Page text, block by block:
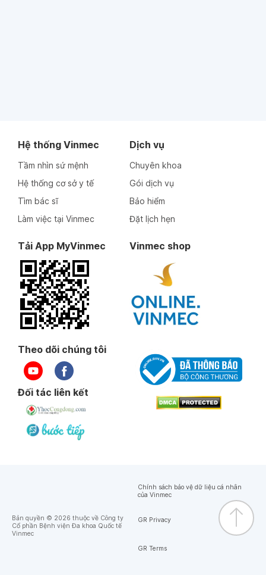
Hệ thống Vinmec
Tầm nhìn sứ mệnh
Hệ thống cơ sở y tế
Tìm bác sĩ
Làm việc tại Vinmec
Dịch vụ
Chuyên khoa
Gói dịch vụ
Bảo hiểm
Đặt lịch hẹn
Tải App MyVinmec Vinmec shop
Theo dõi chúng tôi
Đối tác liên kết
Bản quyền © 2026 thuộc về Công ty
Cổ phần Bệnh viện Đa khoa Quốc tế
Vinmec
Chính sách bảo vệ dữ liệu cá nhân
của Vinmec
GR Privacy
GR Terms